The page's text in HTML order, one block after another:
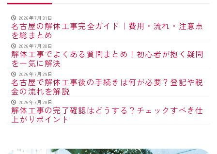
2026年7月31日
名古屋の解体工事完全ガイド｜費用・流れ・注意点
を総まとめ
2026年7月30日
解体工事でよくある質問まとめ！初心者が抱く疑問
を一気に解決
2026年7月29日
名古屋で解体工事後の手続きは何が必要？登記や税
金の流れを解説
2026年7月28日
解体工事の完了確認はどうする？チェックすべき仕
上がりポイント